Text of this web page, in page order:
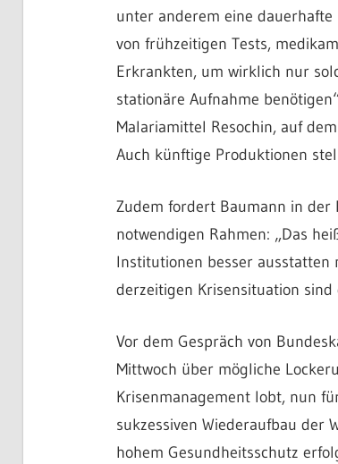
unter anderem eine
von frühzeitigen Tests,
Erkrankten, um wirklich nur
stationäre Aufnahme
Malariamittel Resochin, auf
Auch künftige Produktionen
Zudem fordert Baumann in der
notwendigen Rahmen: „Das
Institutionen besser ausstatten
derzeitigen Krisensituation
Vor dem Gespräch von
Mittwoch über mögliche
Krisenmanagement lobt, nun
sukzessiven Wiederaufbau der
hohem Gesundheitsschutz